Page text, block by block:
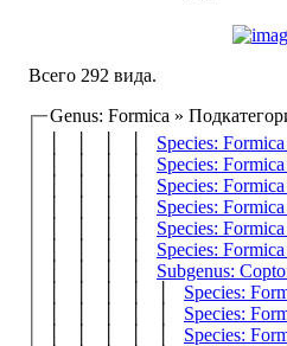
Всего 292 вида.
Genus: Formica »
Species:
Species:
Species:
Species:
Species:
Species:
Subgenus:
Species:
Species:
Species: